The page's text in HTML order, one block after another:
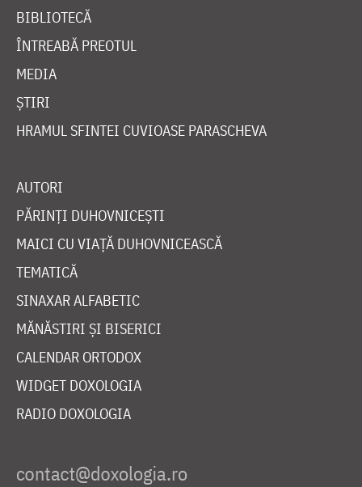
BIBLIOTECĂ
ÎNTREABĂ PREOTUL
MEDIA
ȘTIRI
HRAMUL SFINTEI CUVIOASE PARASCHEVA
AUTORI
PĂRINȚI DUHOVNICEȘTI
MAICI CU VIAȚĂ DUHOVNICEASCĂ
TEMATICĂ
SINAXAR ALFABETIC
MĂNĂSTIRI ȘI BISERICI
CALENDAR ORTODOX
WIDGET DOXOLOGIA
RADIO DOXOLOGIA